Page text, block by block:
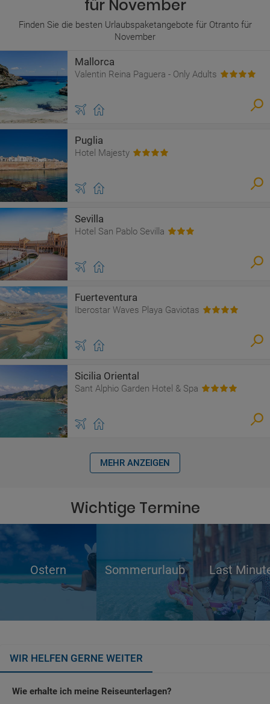
für November
Finden Sie die besten Urlaubspaketangebote für Otranto für
November
Mallorca
Valentin Reina Paguera - Only Adults
Puglia
Hotel Majesty
Sevilla
Hotel San Pablo Sevilla
Fuerteventura
Iberostar Waves Playa Gaviotas
Sicilia Oriental
Sant Alphio Garden Hotel & Spa
MEHR ANZEIGEN
Wichtige Termine
Ostern Sommerurlaub Last
WIR HELFEN GERNE WEITER
Wie erhalte ich meine Reiseunterlagen?